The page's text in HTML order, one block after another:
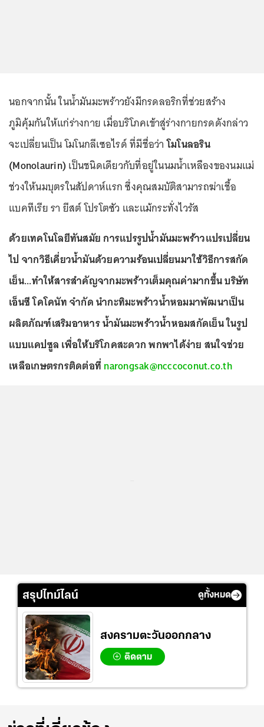
นอกจากนั้น ในน้ำมันมะพร้าวยังมีกรดลอริกที่ช่วยสร้าง
ภูมิคุ้มกันให้แก่ร่างกาย เมื่อบริโภคเข้าสู่ร่างกายกรดดังกล่าว
จะเปลี่ยนเป็น โมโนกลีเซอไรด์ ที่มีชื่อว่าโมโนลอริน
(Monolaurin)เป็นชนิดเดียวกับที่อยู่ในนมน้ำเหลืองของนมแม่
ช่วงให้นมบุตรในสัปดาห์แรก ซึ่งคุณสมบัติสามารถฆ่าเชื้อ
แบคทีเรีย รา ยีสต์ โปรโตซัว และแม้กระทั่งไวรัส
ด้วยเทคโนโลยีทันสมัย การแปรรูปน้ำมันมะพร้าวแปรเปลี่ยน
ไป จากวิธีเคี่ยวน้ำมันด้วยความร้อนเปลี่ยนมาใช้วิธีการสกัด
เย็น...ทำให้สารสำคัญจากมะพร้าวเต็มคุณค่ามากขึ้น บริษัท
เอ็นซี โคโคนัท จำกัด นำกะทิมะพร้าวน้ำหอมมาพัฒนาเป็น
ผลิตภัณฑ์เสริมอาหาร น้ำมันมะพร้าวน้ำหอมสกัดเย็น ในรูป
แบบแคปซูล เพื่อให้บริโภคสะดวก พกพาได้ง่าย สนใจช่วย
เหลือเกษตรกรติดต่อที่ narongsak@ncccoconut.co.th
สรุปไทม์ไลน์ ดูทั้งหมด
สงครามตะวันออกกลาง
ติดตาม